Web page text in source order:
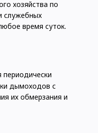
хозяйства по
служебных
время суток.
дымоходов с
их обмерзания и